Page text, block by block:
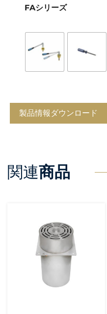
FAシリーズ
製品情報ダウンロード
関連商品